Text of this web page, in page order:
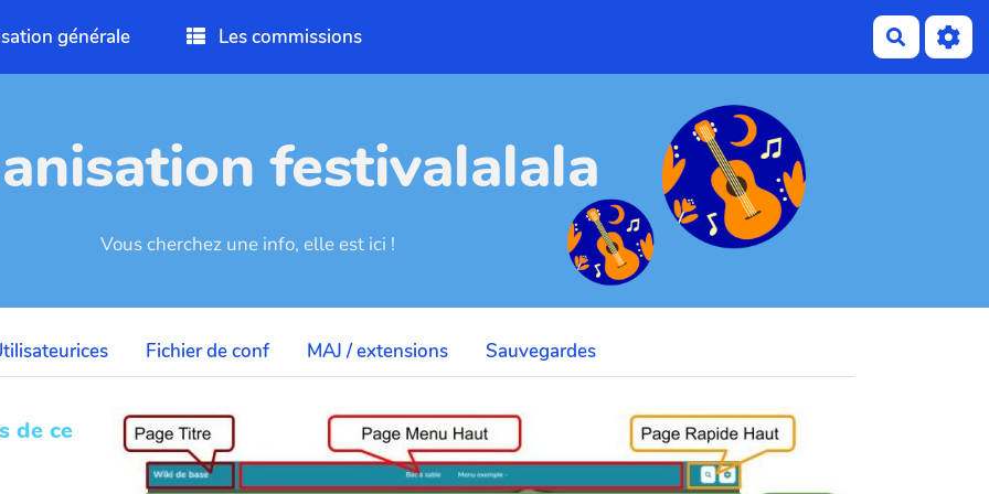
générale Les commissions
festivalalala
Vous cherchez une info, elle est ici !
Fichier de conf MAJ / extensions Sauvegardes
de ce